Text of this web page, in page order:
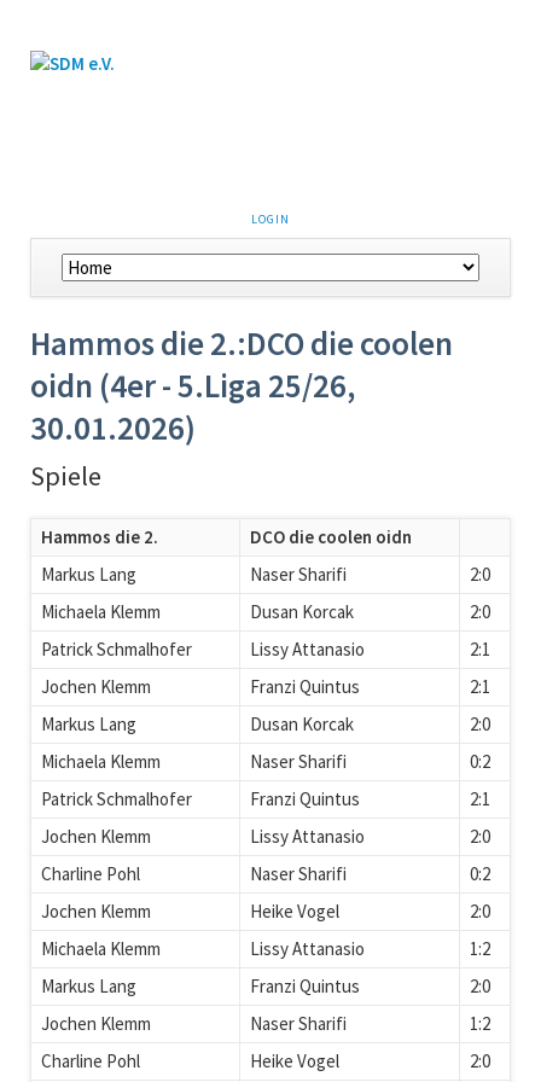
LOGIN
Hammos die 2.:DCO die coolen
oidn (4er - 5.Liga 25/26,
30.01.2026)
Spiele
Hammos die 2.
DCO die coolen oidn
Markus Lang
Naser Sharifi
2:0
Michaela Klemm
Dusan Korcak
2:0
Patrick Schmalhofer
Lissy Attanasio
2:1
Jochen Klemm
Franzi Quintus
2:1
Markus Lang
Dusan Korcak
2:0
Michaela Klemm
Naser Sharifi
0:2
Patrick Schmalhofer
Franzi Quintus
2:1
Jochen Klemm
Lissy Attanasio
2:0
Charline Pohl
Naser Sharifi
0:2
Jochen Klemm
Heike Vogel
2:0
Michaela Klemm
Lissy Attanasio
1:2
Markus Lang
Franzi Quintus
2:0
Jochen Klemm
Naser Sharifi
1:2
Charline Pohl
Heike Vogel 2:0